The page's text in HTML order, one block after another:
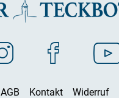
AGB Kontakt Widerruf